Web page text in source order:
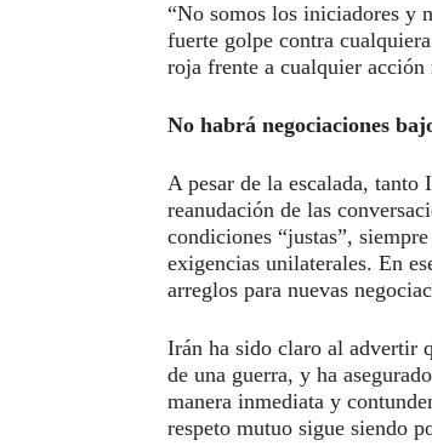
“No somos los iniciadores y
fuerte golpe contra
roja frente a cualquier
No habrá negociaciones
A pesar de la escalada, tanto
reanudación de las
condiciones “justas”,
exigencias unilaterales. En
arreglos para nuevas
Irán ha sido claro al advertir
de una guerra, y ha
manera inmediata y
respeto mutuo sigue siendo